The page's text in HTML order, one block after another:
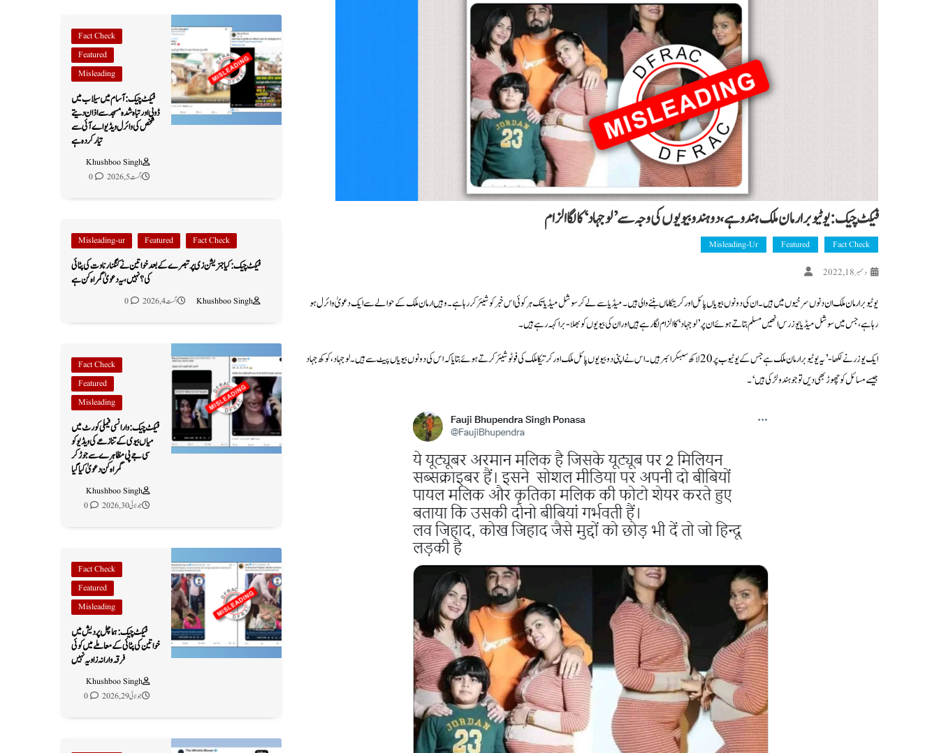
فیکٹ چیک: یوٹیوبر ارمان ملک ہندو ہے، دو ہندو بیویوں کی وجہ سے ’لو جہاد‘ کا لگا الزام
Fact Check
Featured
Misleading-Ur
دسمبر 18, 2022
یوٹیوبر ارمان ملک ان دنوں سرخیوں میں ہیں۔ ان کی دونوں بیویاں پائل اور کریتکا ماں بننے والی ہیں۔ میڈیا سے لے کر سوشل میڈیا تک ہر کوئی اس خبر کو شیئر کر رہا ہے۔ وہیں ارمان ملک کے حوالے سے ایک دعویٰ وائرل ہو
رہا ہے، جس میں سوشل میڈیا یوزرس انھیں مسلم بتاتے ہوئے ان پر ’لو جہاد‘ کا الزام لگا رہے ہیں اور ان کی بیویوں کو بھلا-برا کہہ رہے ہیں۔
ایک یوزر نے لکھا-’یہ یوٹیوبر ارمان ملک ہے جس کے یوٹیوب پر 20 لاکھ سبسکرائبر ہیں۔ اس نے اپنی دو بیویوں پائل ملک اور کرتیکا ملک کی فوٹو شیئر کرتے ہوئے بتایا کہ اس کی دونوں بیویاں پیٹ سے ہیں۔ لو جہاد، کوکھ جہاد
جیسے مسائل کو چھوڑ بھی دیں تو جو ہندو لڑکی ہیں‘۔
Fact Check
Featured
Misleading
فیکٹ چیک: آسام میں سیلاب میں
ڈوبی اور تباہ شدہ مسجد سے اذان دیتے
شخص کی وائرل ویڈیو اے آئی سے
تیار کردہ ہے
Khushboo Singh
اگست 5, 2026
0
Fact Check
Featured
Misleading-ur
فیکٹ چیک: کیا جنریشن زی پر تبصرے کے بعد خواتین نے کنگنا رناوت کی پٹائی
کی؟ نہیں، یہ دعویٰ گمراہ کن ہے
Khushboo Singh اگست 4, 2026 0
Fact Check
Featured
Misleading
فیکٹ چیک: وارانسی فیملی کورٹ میں
میاں بیوی کے تنازعے کی ویڈیو کو
سی جے پی مظاہرے سے جوڑ کر
گمراہ کن دعویٰ کیا گیا
Khushboo Singh
جولائی 30, 2026
0
Fact Check
Featured
Misleading
فیکٹ چیک: ہماچل پردیش میں
خواتین کی پٹائی کے معاملے میں کوئی
فرقہ وارانہ زاویہ نہیں
Khushboo Singh
جولائی 29, 2026
0